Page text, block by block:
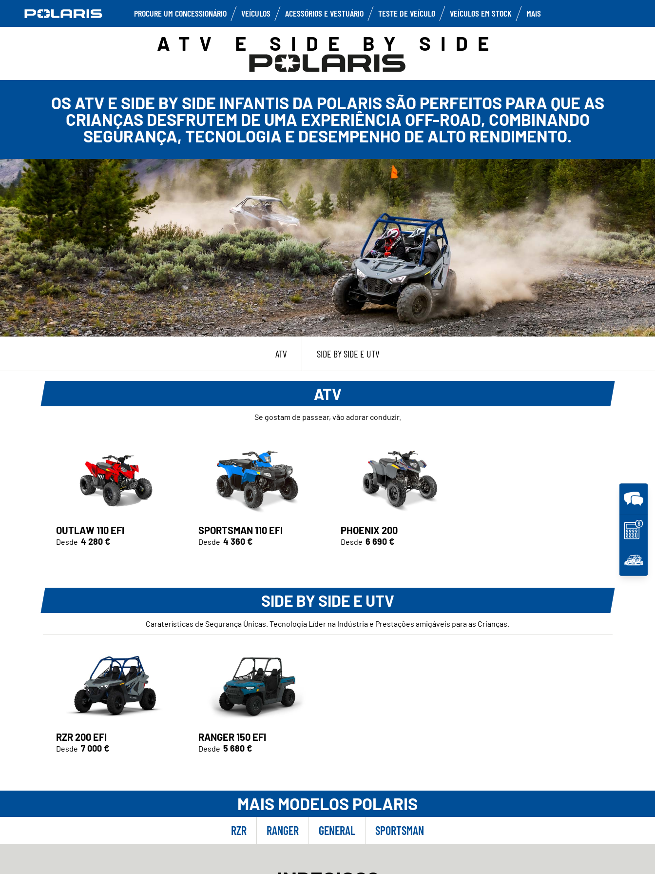
PROCURE UM CONCESSIONÁRIO VEÍCULOS ACESSÓRIOS E VESTUÁRIO TESTE DE VEÍCULO VEÍCULOS EM STOCK MAIS
ATV E SIDE BY SIDE
OS ATV E SIDE BY SIDE INFANTIS DA POLARIS SÃO PERFEITOS PARA QUE AS
CRIANÇAS DESFRUTEM DE UMA EXPERIÊNCIA OFF-ROAD, COMBINANDO
SEGURANÇA, TECNOLOGIA E DESEMPENHO DE ALTO RENDIMENTO.
ATV SIDE BY SIDE E UTV
ATV
Se gostam de passear, vão adorar conduzir.
OUTLAW 110 EFI
Desde 4 280 €
SPORTSMAN 110 EFI
Desde 4 360 €
PHOENIX 200
Desde 6 690 €
SIDE BY SIDE E UTV
Caraterísticas de Segurança Únicas. Tecnologia Líder na Indústria e Prestações amigáveis para as Crianças.
RZR 200 EFI
Desde 7 000 €
RANGER 150 EFI
Desde 5 680 €
MAIS MODELOS POLARIS
RZR RANGER GENERAL SPORTSMAN